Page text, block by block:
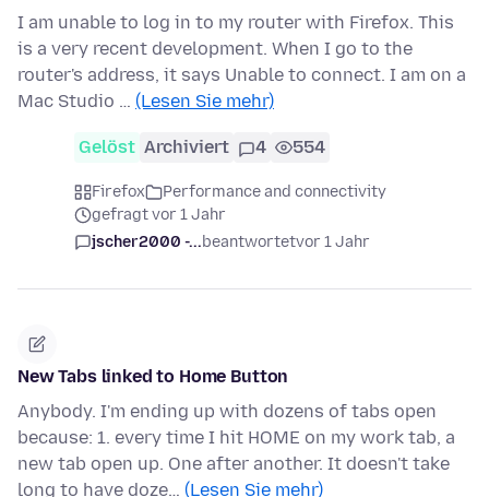
I am unable to log in to my router with Firefox. This
is a very recent development. When I go to the
router's address, it says Unable to connect. I am on a
Mac Studio … (Lesen Sie mehr)
Gelöst Archiviert 4 554
Firefox
Performance and connectivity
gefragt vor 1 Jahr
jscher2000 -...beantwortetvor 1 Jahr
New Tabs linked to Home Button
Anybody. I'm ending up with dozens of tabs open
because: 1. every time I hit HOME on my work tab, a
new tab open up. One after another. It doesn't take
long to have doze… (Lesen Sie mehr)